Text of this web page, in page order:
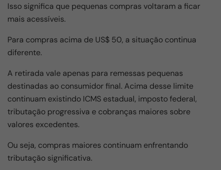
Isso significa que pequenas compras voltaram a ficar
mais acessíveis.
Para compras acima de US$ 50, a situação continua
diferente.
A retirada vale apenas para remessas pequenas
destinadas ao consumidor final. Acima desse limite
continuam existindo ICMS estadual, imposto federal,
tributação progressiva e cobranças maiores sobre
valores excedentes.
Ou seja, compras maiores continuam enfrentando
tributação significativa.